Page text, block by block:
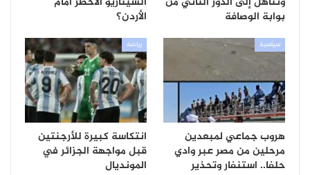
بوابة الوصافة
الأردن؟
سياسية
هروب جماعي لمبعدين
مرحلين من مصر عبر وادي
حلفا.. استنفار وتحذير
رياضة
انتكاسة كبيرة للأرجنتين
قبل مواجهة الجزائر في
المونديال